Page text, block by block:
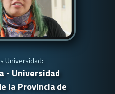
Universidad:
- Universidad
la Provincia de